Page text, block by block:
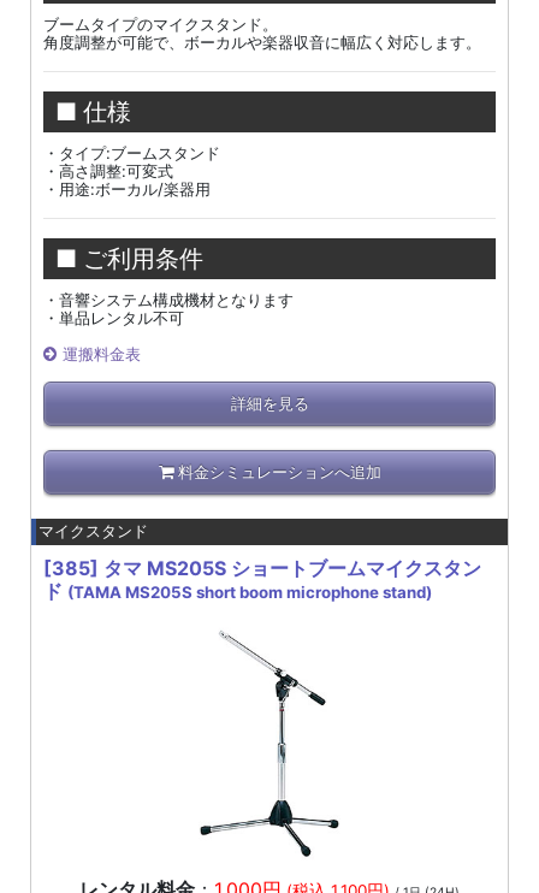
ブームタイプのマイクスタンド。
角度調整が可能で、ボーカルや楽器収音に幅広く対応します。
■ 仕様
・タイプ:ブームスタンド
・高さ調整:可変式
・用途:ボーカル/楽器用
■ ご利用条件
・音響システム構成機材となります
・単品レンタル不可
運搬料金表
詳細を見る
料金シミュレーションへ追加
マイクスタンド
[385] タマ MS205S ショートブームマイクスタン
ド (TAMA MS205S short boom microphone stand)